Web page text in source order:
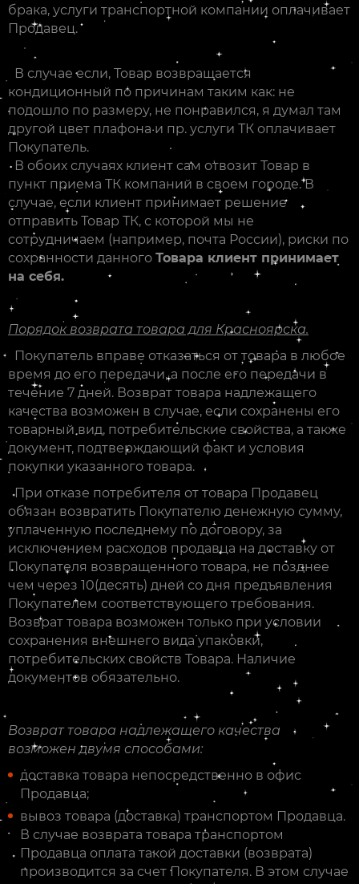
брака, услуги транспортной компании оплачивает
Продавец.
В случае если, Товар возвращается
кондиционный по причинам таким как: не
подошло по размеру, не понравился, я думал там
другой цвет плафона и пр. услуги ТК оплачивает
Покупатель.
В обоих случаях клиент сам отвозит Товар в
пункт приема ТК компаний в своем городе. В
случае, если клиент принимает решение
отправить Товар ТК, с которой мы не
сотрудничаем (например, почта России), риски по
сохранности данного Товара клиент принимает
на себя.
Порядок возврата товара для Красноярска.
Покупатель вправе отказаться от товара в любое
время до его передачи, а после его передачи в
течение 7 дней. Возврат товара надлежащего
качества возможен в случае, если сохранены его
товарный вид, потребительские свойства, а также
документ, подтверждающий факт и условия
покупки указанного товара.
При отказе потребителя от товара Продавец
обязан возвратить Покупателю денежную сумму,
уплаченную последнему по договору, за
исключением расходов продавца на доставку от
Покупателя возвращенного товара, не позднее
чем через 10(десять) дней со дня предъявления
Покупателем соответствующего требования.
Возврат товара возможен только при условии
сохранения внешнего вида упаковки,
потребительских свойств Товара. Наличие
документов обязательно.
Возврат товара надлежащего качества
возможен двумя способами:
доставка товара непосредственно в офис
Продавца;
вывоз товара (доставка) транспортом Продавца.
В случае возврата товара транспортом
Продавца оплата такой доставки (возврата)
производится за счет Покупателя. В этом случае